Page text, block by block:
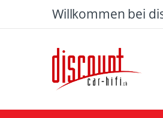
Willkommen bei